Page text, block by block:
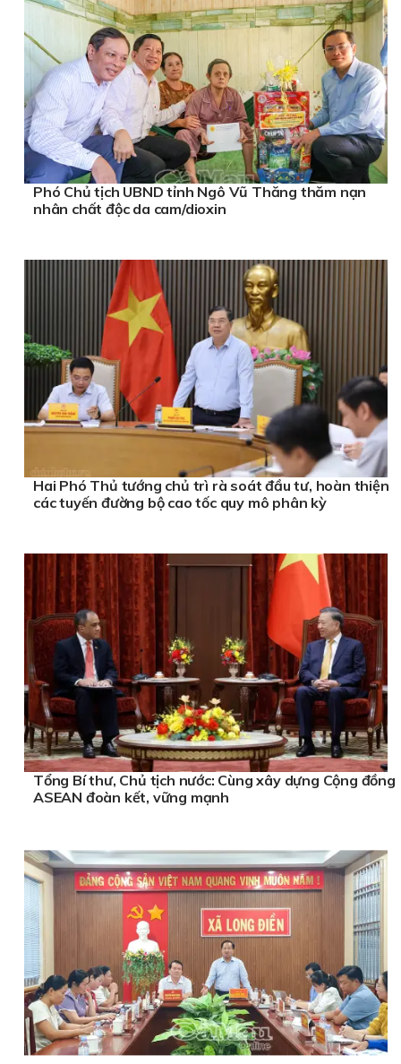
Phó Chủ tịch UBND tỉnh Ngô Vũ Thăng thăm nạn
nhân chất độc da cam/dioxin
Hai Phó Thủ tướng chủ trì rà soát đầu tư, hoàn thiện
các tuyến đường bộ cao tốc quy mô phân kỳ
Tổng Bí thư, Chủ tịch nước: Cùng xây dựng Cộng đồng
ASEAN đoàn kết, vững mạnh